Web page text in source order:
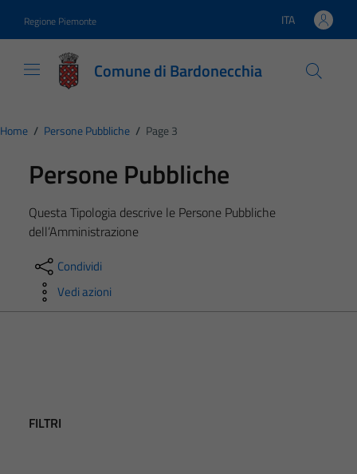
Regione Piemonte Lingua attiva:
ITA
Comune di Bardonecchia
Home / Persone Pubbliche / Page 3
Persone Pubbliche
Questa Tipologia descrive le Persone Pubbliche
dell’Amministrazione
Condividi
Vedi azioni
FILTRI